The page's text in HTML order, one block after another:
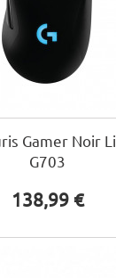
Gamer Noir
G703
138,99 €